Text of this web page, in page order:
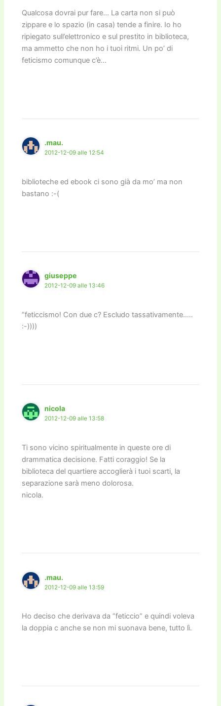
Qualcosa dovrai pur fare… La carta non si può
zippare e lo spazio (in casa) tende a finire. Io ho
ripiegato sull’elettronico e sul prestito in biblioteca,
ma ammetto che non ho i tuoi ritmi. Un po’ di
feticismo comunque c’è…
.mau.
2012-12-09 alle 12:54
biblioteche ed ebook ci sono già da mo’ ma non
bastano :-(
giuseppe
2012-12-09 alle 13:46
“feticcismo! Con due c? Escludo tassativamente…..
:-))))
nicola
2012-12-09 alle 13:58
Ti sono vicino spiritualmente in queste ore di
drammatica decisione. Fatti coraggio! Se la
biblioteca del quartiere accoglierà i tuoi scarti, la
separazione sarà meno dolorosa.
nicola.
.mau.
2012-12-09 alle 13:59
Ho deciso che derivava da “feticcio” e quindi voleva
la doppia c anche se non mi suonava bene, tutto lì.